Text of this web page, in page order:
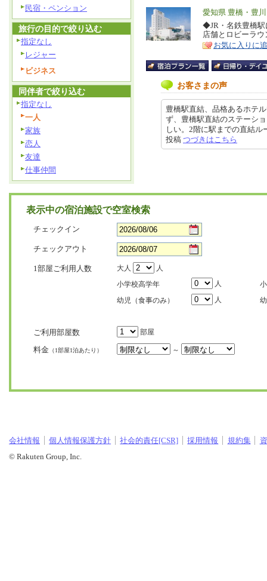
エ
リ
ア
愛知県 豊橋・豊
特
徴
◆JR・名鉄豊橋駅
店舗とロビーラ
お気に入りに
お客さまの声
豊橋駅直結、品格あるホテ
ず、豊橋駅直結のステーシ
しい。2階に駅までの直結
投稿 つづきはこちら
民宿・ペンション
旅行の目的で絞り込む
指定なし
レジャー
ビジネス
同伴者で絞り込む
指定なし
一人
家族
恋人
友達
仕事仲間
表示中の宿泊施設で空室検索
チェックイン
チェックアウト
1部屋ご利用人数 大人
人
小学校高学年
人
幼児（食事のみ）
人
ご利用部屋数 部屋
料金 （1部屋1泊あたり） ～
会社情報 個人情報保護方針 社会的責任[CSR] 採用情報 規約集
© Rakuten Group, Inc.